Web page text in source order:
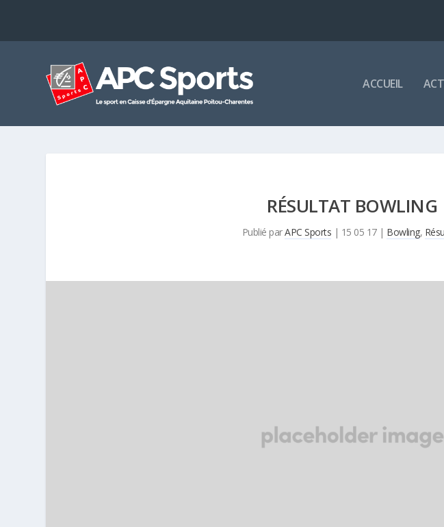
ACCUEIL
RÉSULTAT BOWLING
Publié parAPC Sports | 15 05 17| Bowling,